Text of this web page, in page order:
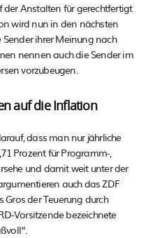
Anstalten für gerechtfertigt
wird nun in den nächsten
ihrer Meinung nach
nennen auch die Sender im
vorzubeugen.
auf die Inflation
dass man nur jährliche
Prozent für Programm-,
und damit weit unter der
auch das ZDF
der Teuerung durch
Vorsitzende bezeichnete